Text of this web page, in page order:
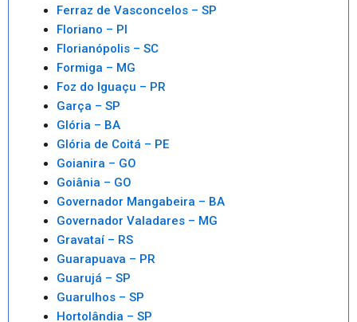
Ferraz de Vasconcelos – SP
Floriano – PI
Florianópolis – SC
Formiga – MG
Foz do Iguaçu – PR
Garça – SP
Glória – BA
Glória de Coitá – PE
Goianira – GO
Goiânia – GO
Governador Mangabeira – BA
Governador Valadares – MG
Gravataí – RS
Guarapuava – PR
Guarujá – SP
Guarulhos – SP
Hortolândia – SP